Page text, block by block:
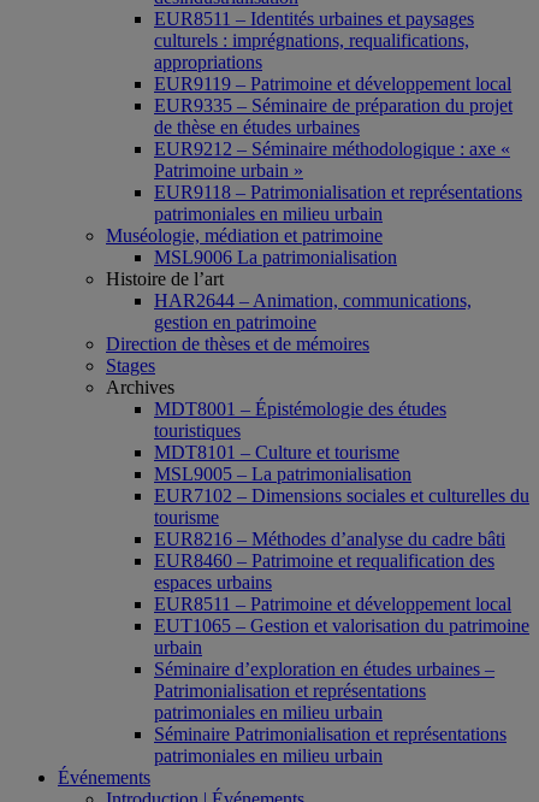
EUR8511 – Identités urbaines et paysages
culturels : imprégnations, requalifications,
appropriations
EUR9119 – Patrimoine et développement local
EUR9335 – Séminaire de préparation du projet
de thèse en études urbaines
EUR9212 – Séminaire méthodologique : axe «
Patrimoine urbain »
EUR9118 – Patrimonialisation et représentations
patrimoniales en milieu urbain
Muséologie, médiation et patrimoine
MSL9006 La patrimonialisation
Histoire de l’art
HAR2644 – Animation, communications,
gestion en patrimoine
Direction de thèses et de mémoires
Stages
Archives
MDT8001 – Épistémologie des études
touristiques
MDT8101 – Culture et tourisme
MSL9005 – La patrimonialisation
EUR7102 – Dimensions sociales et culturelles du
tourisme
EUR8216 – Méthodes d’analyse du cadre bâti
EUR8460 – Patrimoine et requalification des
espaces urbains
EUR8511 – Patrimoine et développement local
EUT1065 – Gestion et valorisation du patrimoine
urbain
Séminaire d’exploration en études urbaines –
Patrimonialisation et représentations
patrimoniales en milieu urbain
Séminaire Patrimonialisation et représentations
patrimoniales en milieu urbain
Événements